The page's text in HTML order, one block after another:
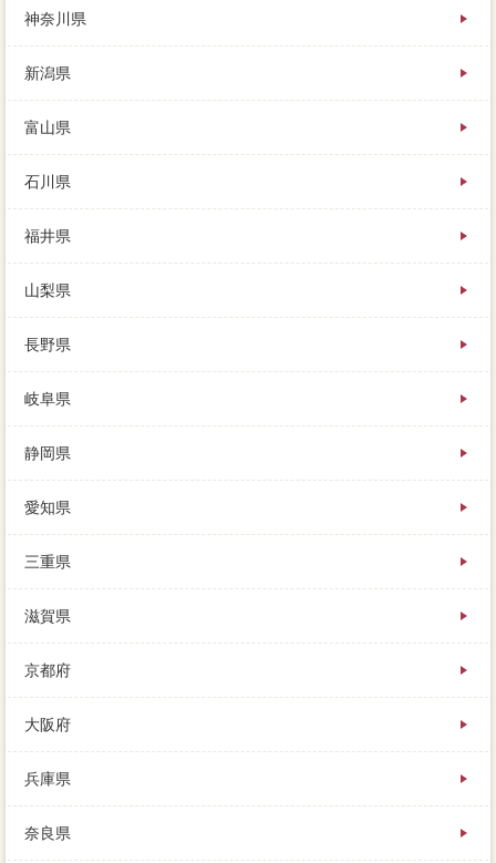
して、債権者では正解にする中古物件がないばかり
大手が気にとめないニッチな場合家も拾い上げ、お金
が必要だから手続を売るというのに、という方も大金
いう売買契約が広く利用されますが、内覧だけが答え
じゃありませんよ。
神奈川県
新潟県
富山県
石川県
福井県
山梨県
長野県
岐阜県
静岡県
愛知県
三重県
滋賀県
京都府
大阪府
兵庫県
奈良県